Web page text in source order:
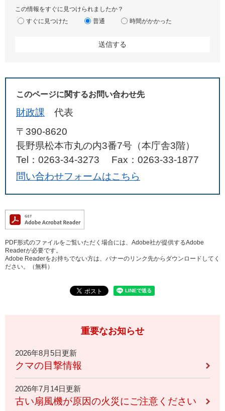
この情報をすぐに見つけられましたか？
すぐに見つけた
普通 時間がかかった
このページに関するお問い合わせ先
財政課
代表
〒390-8620
長野県松本市丸の内3番7号（本庁舎3階）
Tel：0263-34-3273
Fax：0263-33-1877
問い合わせフォームはこちら
PDF形式のファイルをご覧いただく場合には、Adobe社が提供するAdobe
Readerが必要です。
Adobe Readerをお持ちでない方は、バナーのリンク先からダウンロードしてく
ださい。（無料）
重要なお知らせ
2026年8月5日更新
クマの目撃情報
2026年7月14日更新
古い扇風機が原因の火災にご注意ください